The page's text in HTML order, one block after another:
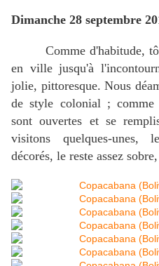
Dimanche 28 septembre
Comme d'habitude, tôt
en ville jusqu'à
jolie, pittoresque. Nous
de style colonial ; comme
sont ouvertes et se
visitons quelques-unes,
décorés, le reste assez